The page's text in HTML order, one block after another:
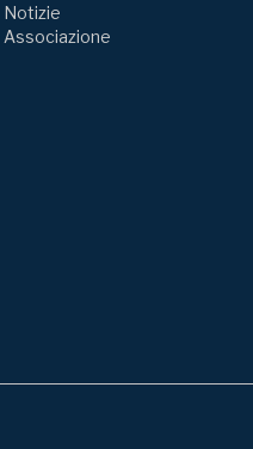
Notizie
Associazione